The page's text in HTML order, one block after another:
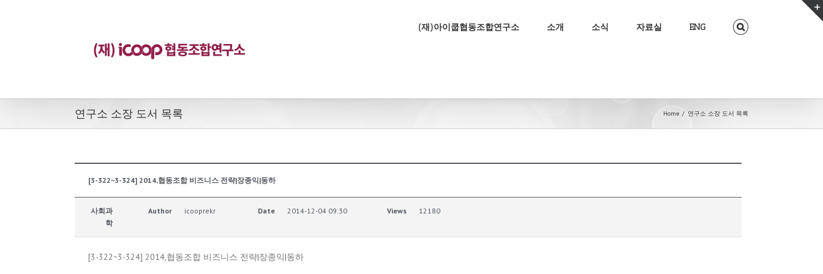
(재)아이쿱협동조합연구소 소개 소식 자료실 ENG
연구소 소장 도서 목록 Home / 연구소 소장 도서 목록
[3-322~3-324] 2014,협동조합 비즈니스 전략|장종익|동하
사회과
학
Author icooprekr Date 2014-12-04 09:30 Views 12180
[3-322~3-324] 2014,협동조합 비즈니스 전략|장종익|동하